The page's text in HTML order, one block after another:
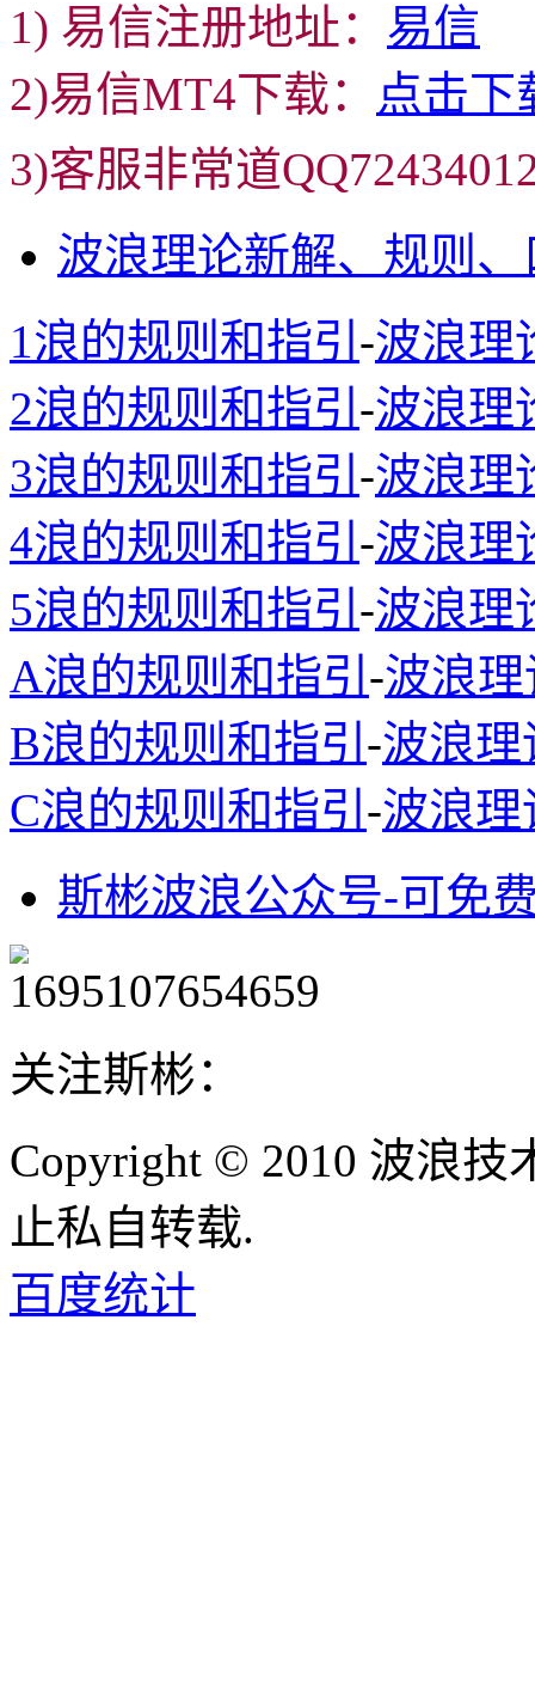
1) 易信注册地址： 易信
2)易信MT4下载： 点击下
3)客服非常道
波浪理论新解、规则
1浪的规则和指引 -波浪理
2浪的规则和指引 -波浪理
3浪的规则和指引 -波浪理
4浪的规则和指引 -波浪理
5浪的规则和指引 -波浪理
A浪的规则和指引 -波浪
B浪的规则和指引 -波浪
C浪的规则和指引 -波浪理
斯彬波浪公众号-可免
关注斯彬：
Copyright © 2010 波浪技
止私自转载.
百度统计